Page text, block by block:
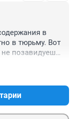
в
в тюрьму. Вот
позавидуешь.